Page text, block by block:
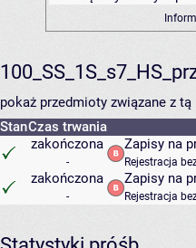
pokaż przedmioty związane z
StanCzas trwania
zakończona
-
Zapisy na
Rejestracja
zakończona
-
Zapisy na
Rejestracja